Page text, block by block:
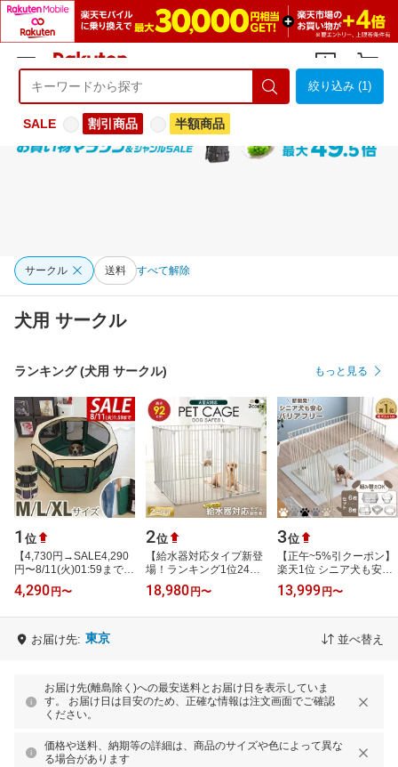
ようこそ 楽天市場へ ログイン
絞り込み (1)
SALE 割引商品 半額商品
サークル 送料 すべて解除
犬用 サークル
ランキング (犬用 サークル) もっと見る
1 位
【4,730円→SALE4,290
円〜8/11(火)01:59まで】
【楽天1位】ペットサー
クル 折りたたみ 屋根付
4,290 円〜
2位
【給水器対応タイプ新登
場！ランキング1位24冠
】犬 ケージ ペットサー
クル【高さ92cm 大型犬
18,980 円〜
3位
【正午~5%引クーポン】
楽天1位 シニア犬も安心
バリアフリー ペットサー
クル 6枚/8枚セット スチ
13,999 円〜
お届け先: 東京 並べ替え
お届け先(離島除く)への最安送料とお届け日を表示していま
す。 お届け日は目安のため、正確な情報は注文画面でご確認
ください。
価格や送料、納期等の詳細は、商品のサイズや色によって異な
る場合があります